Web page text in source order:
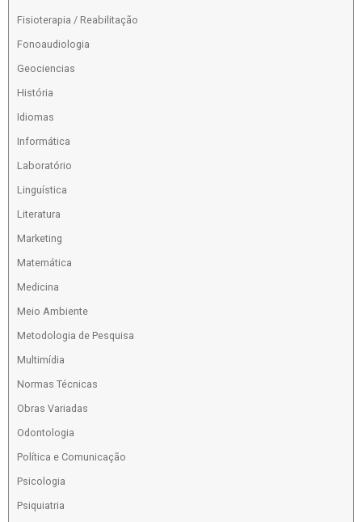
Fisioterapia / Reabilitação
Fonoaudiologia
Geociencias
História
Idiomas
Informática
Laboratório
Linguística
Literatura
Marketing
Matemática
Medicina
Meio Ambiente
Metodologia de Pesquisa
Multimídia
Normas Técnicas
Obras Variadas
Odontologia
Política e Comunicação
Psicologia
Psiquiatria